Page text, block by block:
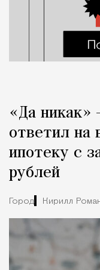
«Да никак»
ответил на
ипотеку с
рублей
Город Кирилл